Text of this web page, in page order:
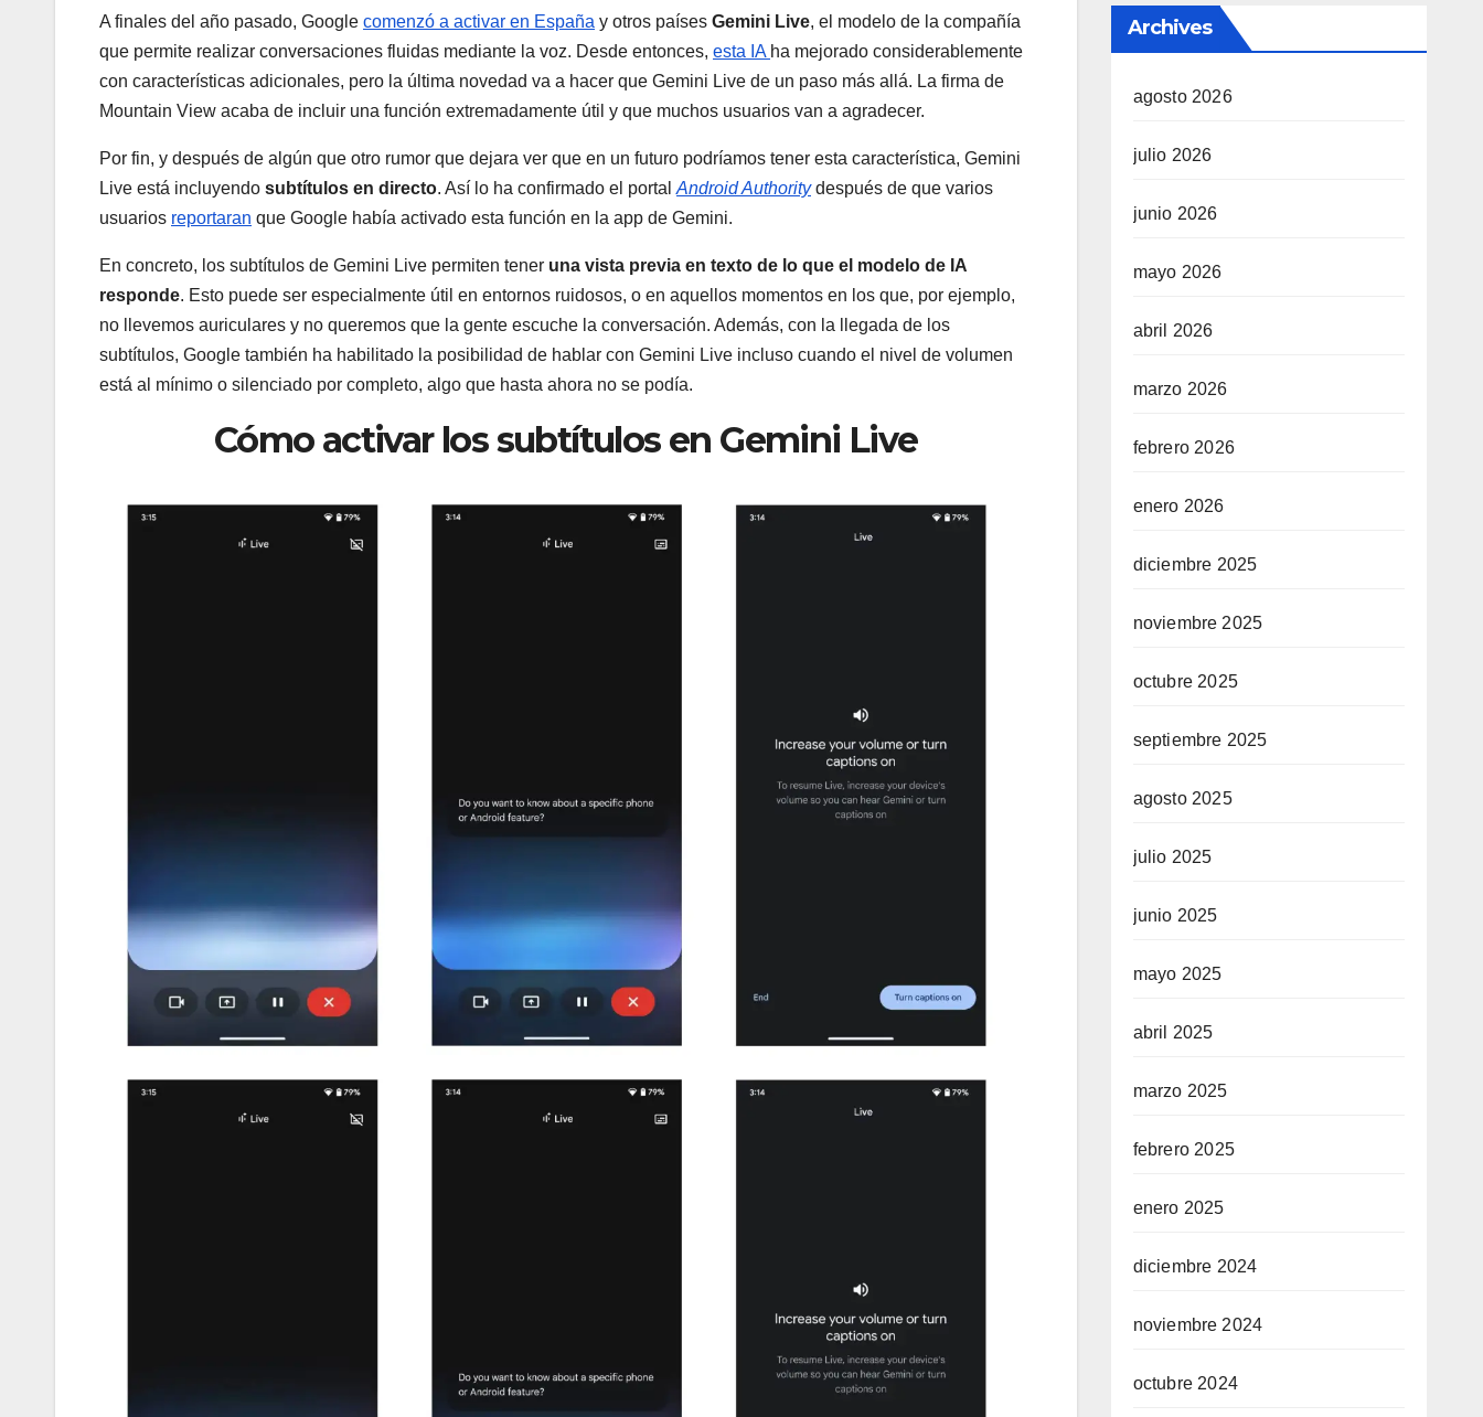
A finales del año pasado, Google comenzó a activar en España y otros países Gemini Live, el modelo de la compañía
que permite realizar conversaciones fluidas mediante la voz. Desde entonces, esta IA ha mejorado considerablemente
con características adicionales, pero la última novedad va a hacer que Gemini Live de un paso más allá. La firma de
Mountain View acaba de incluir una función extremadamente útil y que muchos usuarios van a agradecer.
Por fin, y después de algún que otro rumor que dejara ver que en un futuro podríamos tener esta característica, Gemini
Live está incluyendo subtítulos en directo. Así lo ha confirmado el portal Android Authoritydespués de que varios
usuarios reportaran que Google había activado esta función en la app de Gemini.
En concreto, los subtítulos de Gemini Live permiten tener una vista previa en texto de lo que el modelo de IA
responde. Esto puede ser especialmente útil en entornos ruidosos, o en aquellos momentos en los que, por ejemplo,
no llevemos auriculares y no queremos que la gente escuche la conversación. Además, con la llegada de los
subtítulos, Google también ha habilitado la posibilidad de hablar con Gemini Live incluso cuando el nivel de volumen
está al mínimo o silenciado por completo, algo que hasta ahora no se podía.
Cómo activar los subtítulos en Gemini Live
Archives
agosto 2026
julio 2026
junio 2026
mayo 2026
abril 2026
marzo 2026
febrero 2026
enero 2026
diciembre 2025
noviembre 2025
octubre 2025
septiembre 2025
agosto 2025
julio 2025
junio 2025
mayo 2025
abril 2025
marzo 2025
febrero 2025
enero 2025
diciembre 2024
noviembre 2024
octubre 2024